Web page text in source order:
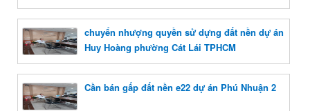
chuyển nhượng quyền sử dựng đất nền dự án
Huy Hoàng phường Cát Lái TPHCM
Cần bán gấp đất nền e22 dự án Phú Nhuận 2